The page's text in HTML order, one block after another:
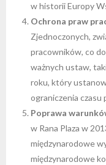
w historii Europy
Ochrona praw
Zjednoczonych,
pracowników, co
ważnych ustaw,
roku, który
ograniczenia czasu
Poprawa
w Rana Plaza w
międzynarodowe
międzynarodowe